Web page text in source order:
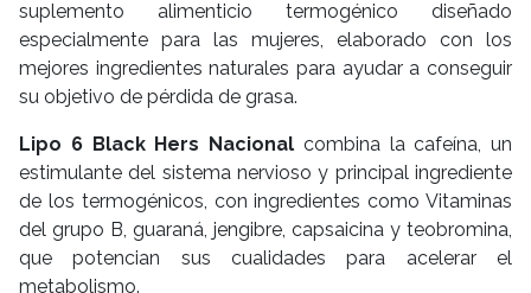
suplemento alimenticio termogénico diseñado
especialmente para las mujeres, elaborado con los
mejores ingredientes naturales para ayudar a conseguir
su objetivo de pérdida de grasa.
Lipo 6 Black Hers Nacional combina la cafeína, un
estimulante del sistema nervioso y principal ingrediente
de los termogénicos, con ingredientes como Vitaminas
del grupo B, guaraná, jengibre, capsaicina y teobromina,
que potencian sus cualidades para acelerar el
metabolismo.